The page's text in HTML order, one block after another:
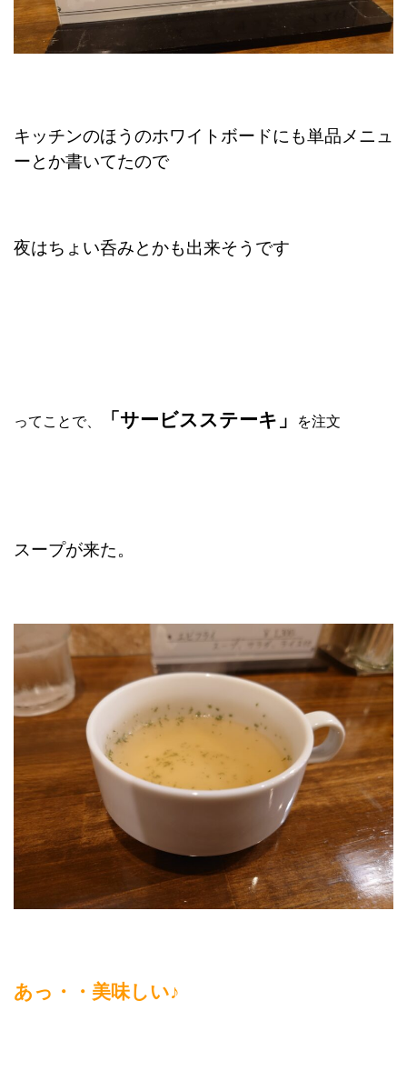
キッチンのほうのホワイトボードにも単品メニュ
ーとか書いてたので
夜はちょい呑みとかも出来そうです
ってことで、 「サービスステーキ」 を注文
スープが来た。
あっ・・美味しい♪